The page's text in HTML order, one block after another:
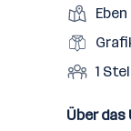
l
u
n
s
l
t
i
t
i
n
r
b
e
i
s
D
i
n
t
B
e
u
O
f
1
Über das